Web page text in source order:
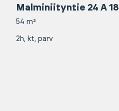
Malminiityntie 24 A 18
54 m²
2h, kt, parv